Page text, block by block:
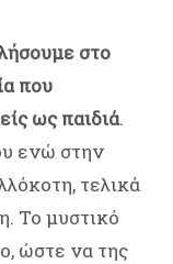
στο
που
ως παιδιά.
ενώ στην
τελικά
Το μυστικό
ώστε να της